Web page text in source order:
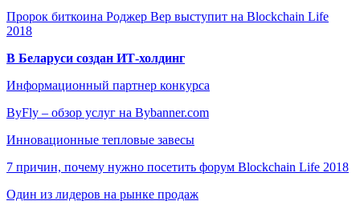
Пророк биткоина Роджер Вер выступит на Blockchain Life
2018
В Беларуси создан ИТ-холдинг
Информационный партнер конкурса
ByFly – обзор услуг на Bybanner.com
Инновационные тепловые завесы
7 причин, почему нужно посетить форум Blockchain Life 2018
Один из лидеров на рынке продаж